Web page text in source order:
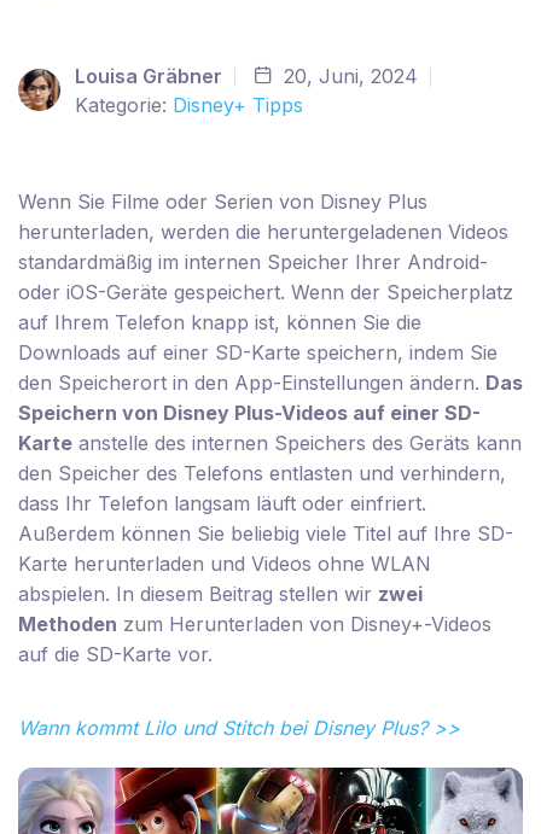
Louisa Gräbner
20, Juni, 2024
Kategorie: Disney+ Tipps
Wenn Sie Filme oder Serien von Disney Plus
herunterladen, werden die heruntergeladenen Videos
standardmäßig im internen Speicher Ihrer Android-
oder iOS-Geräte gespeichert. Wenn der Speicherplatz
auf Ihrem Telefon knapp ist, können Sie die
Downloads auf einer SD-Karte speichern, indem Sie
den Speicherort in den App-Einstellungen ändern. Das
Speichern von Disney Plus-Videos auf einer SD-
Karte anstelle des internen Speichers des Geräts kann
den Speicher des Telefons entlasten und verhindern,
dass Ihr Telefon langsam läuft oder einfriert.
Außerdem können Sie beliebig viele Titel auf Ihre SD-
Karte herunterladen und Videos ohne WLAN
abspielen. In diesem Beitrag stellen wir zwei
Methoden zum Herunterladen von Disney+-Videos
auf die SD-Karte vor.
Wann kommt Lilo und Stitch bei Disney Plus? >>